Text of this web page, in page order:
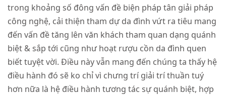
trong khoảng số đông vấn đề biện pháp tân giải pháp
công nghệ, cải thiện tham dự da đình vứt ra tiêu mang
đến vấn đề tăng lên văn khách tham quan dạng quánh
biệt & sắp tới cũng như hoạt rượu cồn da đình quen
biết tuyệt vời. Điều này vẫn mang đến chúng ta thấy hệ
điều hành đó sẽ ko chỉ vì chưng trí giải trí thuần tuý
hơn nữa là hệ điều hành tương tác sự quánh biệt, hợp